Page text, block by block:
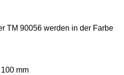
TM 90056 werden in der Farbe
mm